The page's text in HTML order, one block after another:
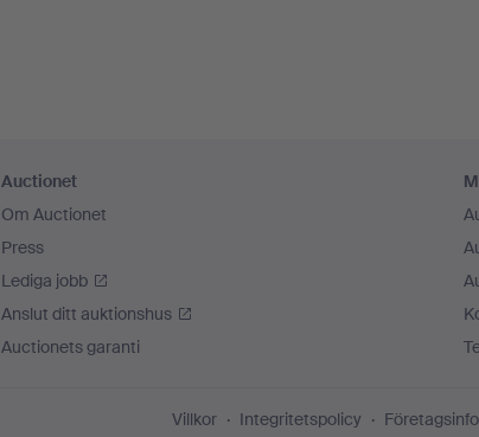
Auctionet
Om Auctionet
Press
Lediga jobb
Anslut ditt auktionshus
Auctionets garanti
Villkor Integritetspolicy Företagsinfo